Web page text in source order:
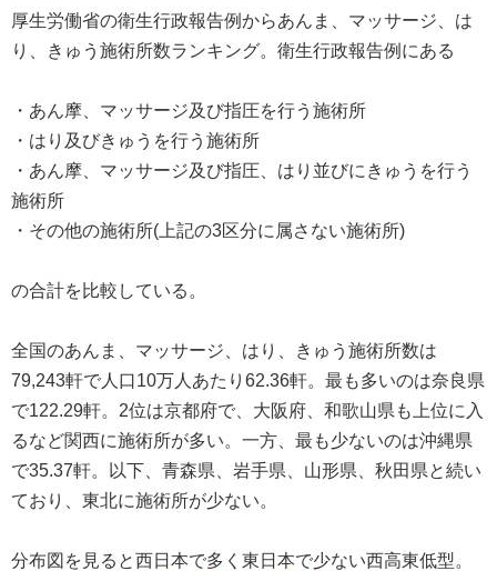
厚生労働省の衛生行政報告例からあんま、マッサージ、は
り、きゅう施術所数ランキング。衛生行政報告例にある
・あん摩、マッサージ及び指圧を行う施術所
・はり及びきゅうを行う施術所
・あん摩、マッサージ及び指圧、はり並びにきゅうを行う
施術所
・その他の施術所(上記の3区分に属さない施術所)
の合計を比較している。
全国のあんま、マッサージ、はり、きゅう施術所数は
79,243軒で人口10万人あたり62.36軒。最も多いのは奈良県
で122.29軒。2位は京都府で、大阪府、和歌山県も上位に入
るなど関西に施術所が多い。一方、最も少ないのは沖縄県
で35.37軒。以下、青森県、岩手県、山形県、秋田県と続い
ており、東北に施術所が少ない。
分布図を見ると西日本で多く東日本で少ない西高東低型。